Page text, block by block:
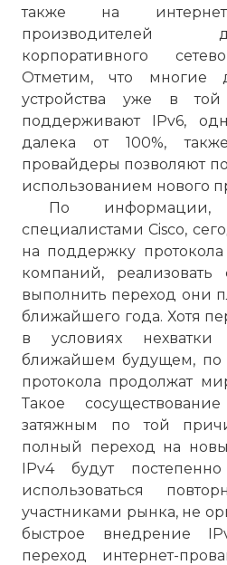
также на
корпоративного
Отметим, что многие
устройства уже в
поддерживают IPv6,
далека от 100%,
провайдеры позволяют
использованием нового
По информации,
специалистами Cisco,
на поддержку протокола
компаний, реализовать
выполнить переход они
ближайшего года. Хотя
в условиях
ближайшем будущем, по
протокола продолжат
Такое
затяжным по той
полный переход на
IPv4 будут
использоваться
участниками рынка, не
быстрое внедрение
переход интернет-